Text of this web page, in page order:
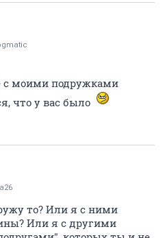
с моими подружками
что у вас было
то? Или я с ними
Или я с другими